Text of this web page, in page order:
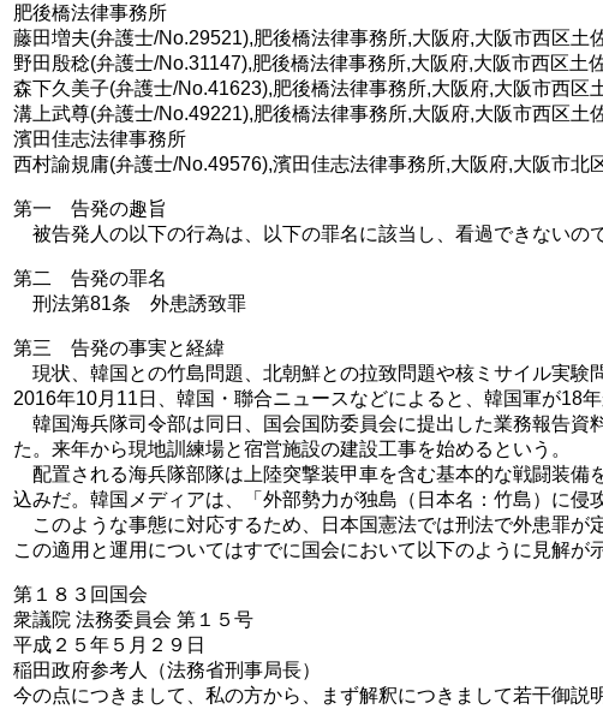
肥後橋法律事務所
藤田増夫(弁護士/No.29521),肥後橋法律事務所,大阪府,大阪市西区
野田殷稔(弁護士/No.31147),肥後橋法律事務所,大阪府,大阪市西区
森下久美子(弁護士/No.41623),肥後橋法律事務所,大阪府,大阪市西
溝上武尊(弁護士/No.49221),肥後橋法律事務所,大阪府,大阪市西区
濱田佳志法律事務所
西村諭規庸(弁護士/No.49576),濱田佳志法律事務所,大阪府,大阪市
第一 告発の趣旨
被告発人の以下の行為は、以下の罪名に該当し、看過できないの
第二 告発の罪名
刑法第81条 外患誘致罪
第三 告発の事実と経緯
現状、韓国との竹島問題、北朝鮮との拉致問題や核ミサイル実験
2016年10月11日、韓国・聯合ニュースなどによると、韓国軍が18
韓国海兵隊司令部は同日、国会国防委員会に提出した業務報告資
た。来年から現地訓練場と宿営施設の建設工事を始めるという。
配置される海兵隊部隊は上陸突撃装甲車を含む基本的な戦闘装備
込みだ。韓国メディアは、「外部勢力が独島（日本名：竹島）に侵
このような事態に対応するため、日本国憲法では刑法で外患罪が
この適用と運用についてはすでに国会において以下のように見解が
第１８３回国会
衆議院 法務委員会 第１５号
平成２５年５月２９日
稲田政府参考人（法務省刑事局長）
今の点につきまして、私の方から、まず解釈につきまして若干御説